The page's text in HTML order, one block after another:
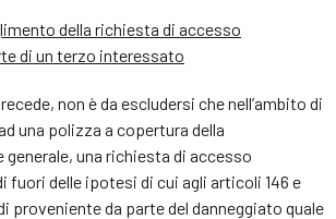
della richiesta di accesso
di un terzo interessato
non è da escludersi che nell’ambito di
una polizza a copertura della
una richiesta di accesso
fuori delle ipotesi di cui agli articoli 146 e
proveniente da parte del danneggiato quale